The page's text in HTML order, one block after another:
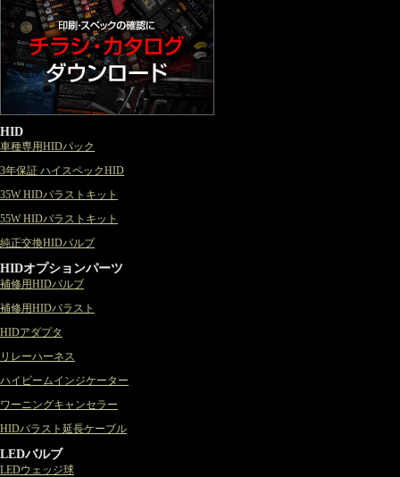
HID
車種専用HIDパック
3年保証 ハイスペックHID
35W HIDバラストキット
55W HIDバラストキット
純正交換HIDバルブ
HIDオプションパーツ
補修用HIDバルブ
補修用HIDバラスト
HIDアダプタ
リレーハーネス
ハイビームインジケーター
ワーニングキャンセラー
HIDバラスト延長ケーブル
LEDバルブ
LEDウェッジ球